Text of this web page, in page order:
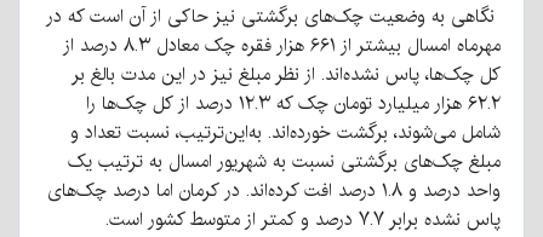
نگاهی به وضعیت چک‌های برگشتی نیز حاکی از آن است که در
مهرماه امسال بیشتر از ۶۶۱ هزار فقره چک معادل ۸.۳ درصد از
کل چک‌ها، پاس نشده‌اند. از نظر مبلغ نیز در این مدت بالغ بر
۶۲.۲ هزار میلیارد تومان چک که ۱۲.۳ درصد از کل چک‌ها را
شامل می‌شوند، برگشت خورده‌اند. به‌این‌ترتیب، نسبت تعداد و
مبلغ چک‌های برگشتی نسبت به شهریور امسال به ترتیب یک
واحد درصد و ۱.۸ درصد افت کرده‌اند. در کرمان اما درصد چک‌های
پاس نشده برابر ۷.۷ درصد و کمتر از متوسط کشور است.